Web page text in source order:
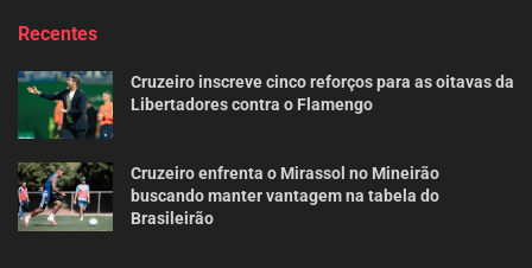
Recentes
Cruzeiro inscreve cinco reforços para as oitavas da
Libertadores contra o Flamengo
Cruzeiro enfrenta o Mirassol no Mineirão
buscando manter vantagem na tabela do
Brasileirão